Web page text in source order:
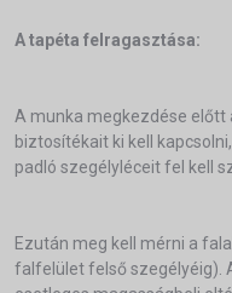
A tapéta felragasztása:
A munka megkezdése
biztosítékait ki kell
padló szegélyléceit fel kell
Ezután meg kell mérni a
falfelület felső szegélyéig).